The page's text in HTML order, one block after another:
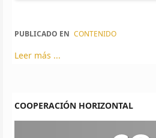
PUBLICADO EN CONTENIDO
Leer más ...
COOPERACIÓN HORIZONTAL